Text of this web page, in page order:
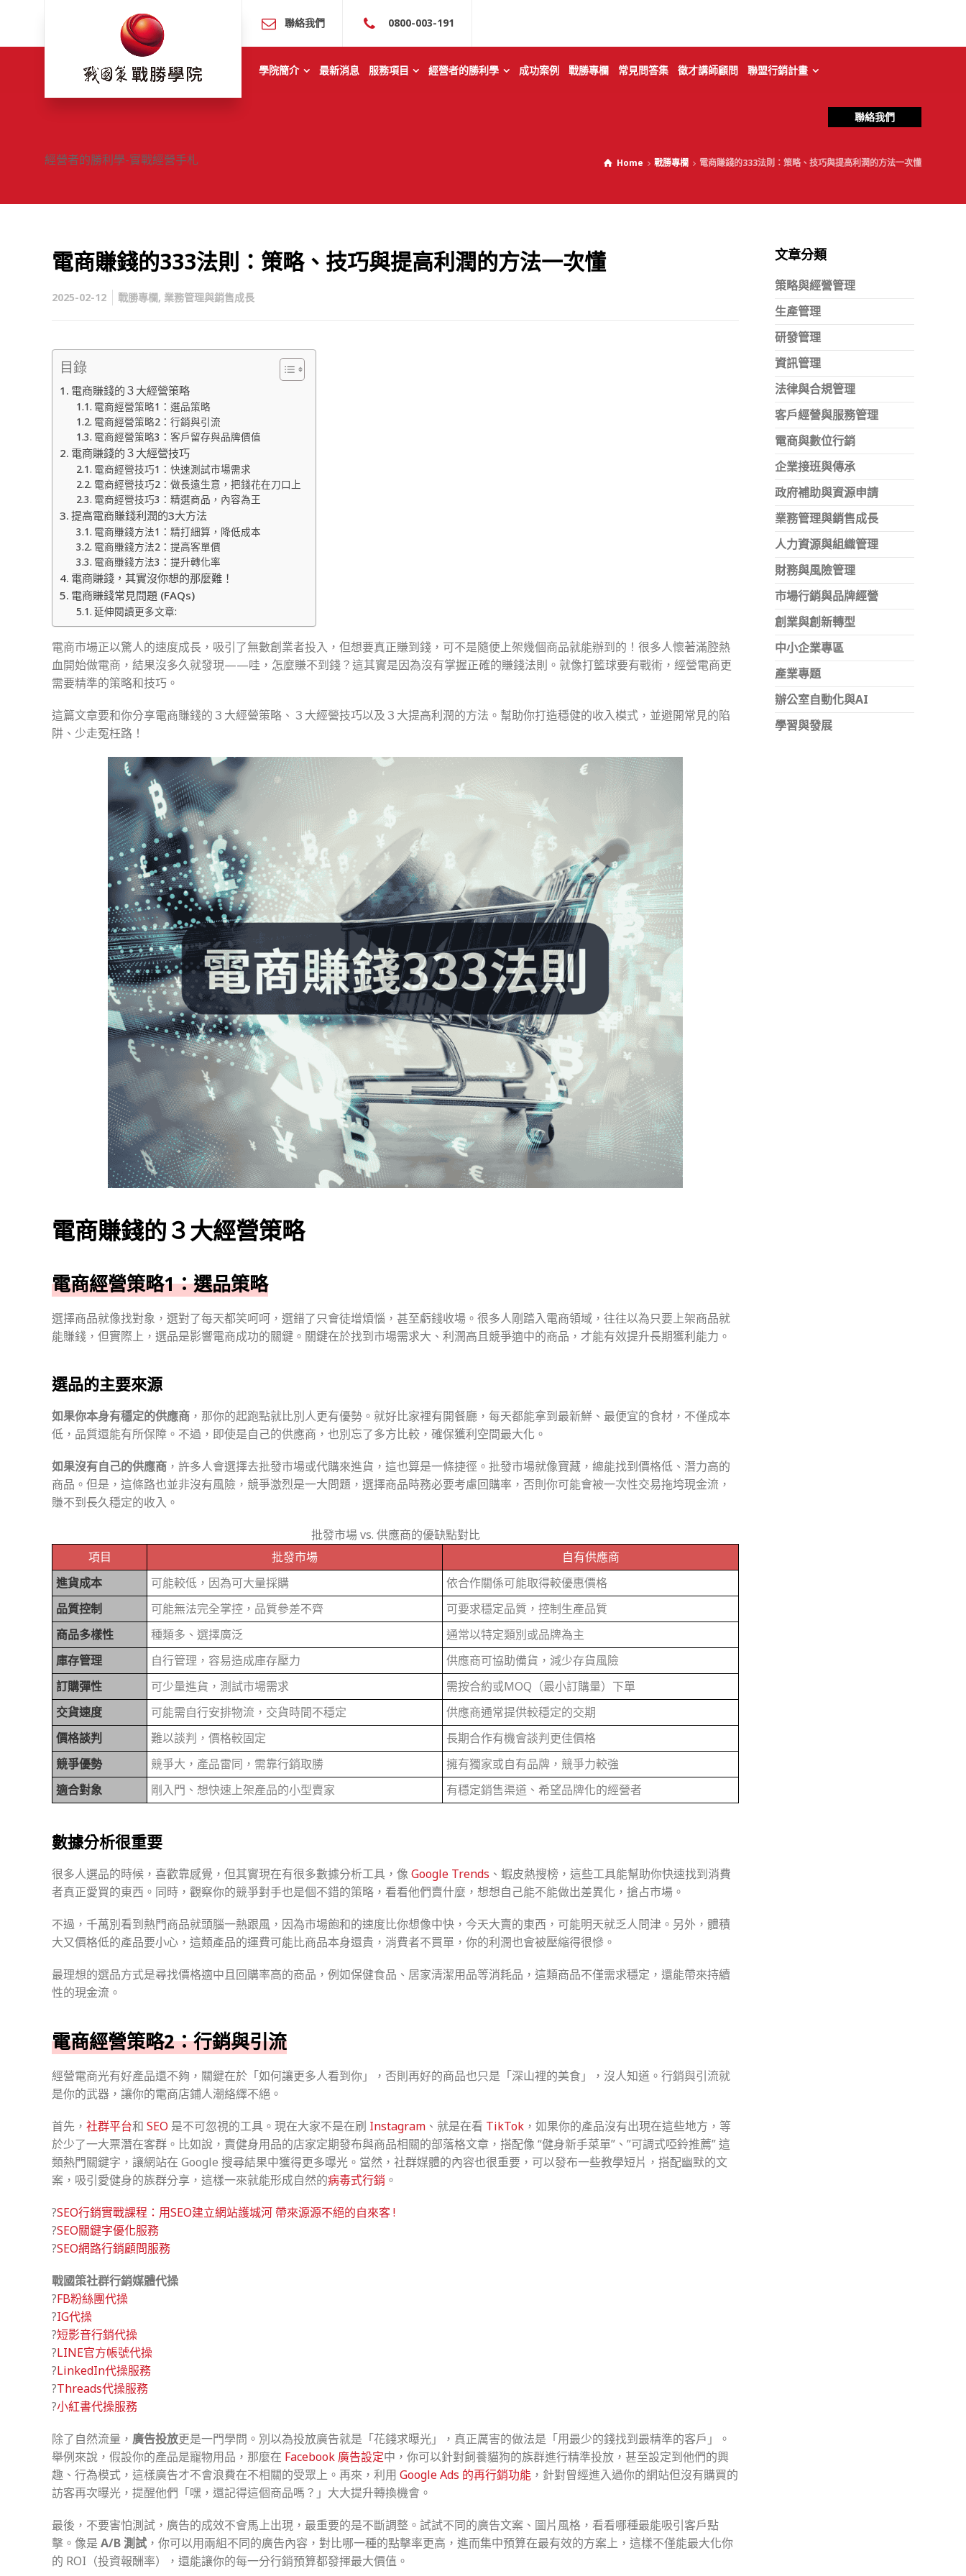
聯絡我們 0800-003-191
學院簡介 最新消息 服務項目 經營者的勝利學 成功案例 戰勝專欄 常見問答集 徵才講師顧問 聯盟行銷計畫
聯絡我們
經營者的勝利學-實戰經營手札 Home 戰勝專欄 電商賺錢的333法則：策略、技巧與提高利潤的方法一次懂
電商賺錢的333法則：策略、技巧與提高利潤的方法一次懂
2025-02-12 戰勝專欄, 業務管理與銷售成長
目錄
電商賺錢的３大經營策略
電商經營策略1：選品策略
電商經營策略2：行銷與引流
電商經營策略3：客戶留存與品牌價值
電商賺錢的３大經營技巧
電商經營技巧1：快速測試市場需求
電商經營技巧2：做長遠生意，把錢花在刀口上
電商經營技巧3：精選商品，內容為王
提高電商賺錢利潤的3大方法
電商賺錢方法1：精打細算，降低成本
電商賺錢方法2：提高客單價
電商賺錢方法3：提升轉化率
電商賺錢，其實沒你想的那麼難！
電商賺錢常見問題 (FAQs)
延伸閱讀更多文章:
電商市場正以驚人的速度成長，吸引了無數創業者投入，但想要真正賺到錢，可不是隨便上架幾個商品就能辦到的！很多人懷著滿腔熱
血開始做電商，結果沒多久就發現——哇，怎麼賺不到錢？這其實是因為沒有掌握正確的賺錢法則。就像打籃球要有戰術，經營電商更
需要精準的策略和技巧。
這篇文章要和你分享電商賺錢的３大經營策略、３大經營技巧以及３大提高利潤的方法。幫助你打造穩健的收入模式，並避開常見的陷
阱、少走冤枉路！
電商賺錢的３大經營策略
電商經營策略1：選品策略
選擇商品就像找對象，選對了每天都笑呵呵，選錯了只會徒增煩惱，甚至虧錢收場。很多人剛踏入電商領域，往往以為只要上架商品就
能賺錢，但實際上，選品是影響電商成功的關鍵。關鍵在於找到市場需求大、利潤高且競爭適中的商品，才能有效提升長期獲利能力。
選品的主要來源
如果你本身有穩定的供應商 ，那你的起跑點就比別人更有優勢。就好比家裡有開餐廳，每天都能拿到最新鮮、最便宜的食材，不僅成本
低，品質還能有所保障。不過，即使是自己的供應商，也別忘了多方比較，確保獲利空間最大化。
如果沒有自己的供應商 ，許多人會選擇去批發市場或代購來進貨，這也算是一條捷徑。批發市場就像寶藏，總能找到價格低、潛力高的
商品。但是，這條路也並非沒有風險，競爭激烈是一大問題，選擇商品時務必要考慮回購率，否則你可能會被一次性交易拖垮現金流，
賺不到長久穩定的收入。
批發市場 vs. 供應商的優缺點對比
項目
批發市場
自有供應商
進貨成本
可能較低，因為可大量採購
依合作關係可能取得較優惠價格
品質控制
可能無法完全掌控，品質參差不齊
可要求穩定品質，控制生產品質
商品多樣性
種類多、選擇廣泛
通常以特定類別或品牌為主
庫存管理
自行管理，容易造成庫存壓力
供應商可協助備貨，減少存貨風險
訂購彈性
可少量進貨，測試市場需求
需按合約或MOQ（最小訂購量）下單
交貨速度
可能需自行安排物流，交貨時間不穩定
供應商通常提供較穩定的交期
價格談判
難以談判，價格較固定
長期合作有機會談判更佳價格
競爭優勢
競爭大，產品雷同，需靠行銷取勝
擁有獨家或自有品牌，競爭力較強
適合對象
剛入門、想快速上架產品的小型賣家 有穩定銷售渠道、希望品牌化的經營者
數據分析很重要
很多人選品的時候，喜歡靠感覺，但其實現在有很多數據分析工具，像 Google Trends 、蝦皮熱搜榜，這些工具能幫助你快速找到消費
者真正愛買的東西。同時，觀察你的競爭對手也是個不錯的策略，看看他們賣什麼，想想自己能不能做出差異化，搶占市場。
不過，千萬別看到熱門商品就頭腦一熱跟風，因為市場飽和的速度比你想像中快，今天大賣的東西，可能明天就乏人問津。另外，體積
大又價格低的產品要小心，這類產品的運費可能比商品本身還貴，消費者不買單，你的利潤也會被壓縮得很慘。
最理想的選品方式是尋找價格適中且回購率高的商品，例如保健食品、居家清潔用品等消耗品，這類商品不僅需求穩定，還能帶來持續
性的現金流。
電商經營策略2：行銷與引流
經營電商光有好產品還不夠，關鍵在於「如何讓更多人看到你」，否則再好的商品也只是「深山裡的美食」，沒人知道。行銷與引流就
是你的武器，讓你的電商店鋪人潮絡繹不絕。
首先， 社群平台和 SEO 是不可忽視的工具。現在大家不是在刷 Instagram 、就是在看 TikTok ，如果你的產品沒有出現在這些地方，等
於少了一大票潛在客群。比如說，賣健身用品的店家定期發布與商品相關的部落格文章，搭配像 “健身新手菜單”、”可調式啞鈴推薦” 這
類熱門關鍵字，讓網站在 Google 搜尋結果中獲得更多曝光。當然，社群媒體的內容也很重要，可以發布一些教學短片，搭配幽默的文
案，吸引愛健身的族群分享，這樣一來就能形成自然的病毒式行銷 。
?SEO行銷實戰課程：用SEO建立網站護城河 帶來源源不絕的自來客 !
?SEO關鍵字優化服務
?SEO網路行銷顧問服務
戰國策社群行銷媒體代操
?FB粉絲團代操
?IG代操
?短影音行銷代操
?LINE官方帳號代操
?LinkedIn代操服務
?Threads代操服務
?小紅書代操服務
除了自然流量， 廣告投放更是一門學問。別以為投放廣告就是「花錢求曝光」，真正厲害的做法是「用最少的錢找到最精準的客戶」。
舉例來說，假設你的產品是寵物用品，那麼在 Facebook 廣告設定中，你可以針對飼養貓狗的族群進行精準投放，甚至設定到他們的興
趣、行為模式，這樣廣告才不會浪費在不相關的受眾上。再來，利用 Google Ads 的再行銷功能 ，針對曾經進入過你的網站但沒有購買的
訪客再次曝光，提醒他們「嘿，還記得這個商品嗎？」大大提升轉換機會。
最後，不要害怕測試，廣告的成效不會馬上出現，最重要的是不斷調整。試試不同的廣告文案、圖片風格，看看哪種最能吸引客戶點
擊。像是 A/B 測試 ，你可以用兩組不同的廣告內容，對比哪一種的點擊率更高，進而集中預算在最有效的方案上，這樣不僅能最大化你
的 ROI（投資報酬率），還能讓你的每一分行銷預算都發揮最大價值。
文章分類
策略與經營管理
生產管理
研發管理
資訊管理
法律與合規管理
客戶經營與服務管理
電商與數位行銷
企業接班與傳承
政府補助與資源申請
業務管理與銷售成長
人力資源與組織管理
財務與風險管理
市場行銷與品牌經營
創業與創新轉型
中小企業專區
產業專題
辦公室自動化與AI
學習與發展